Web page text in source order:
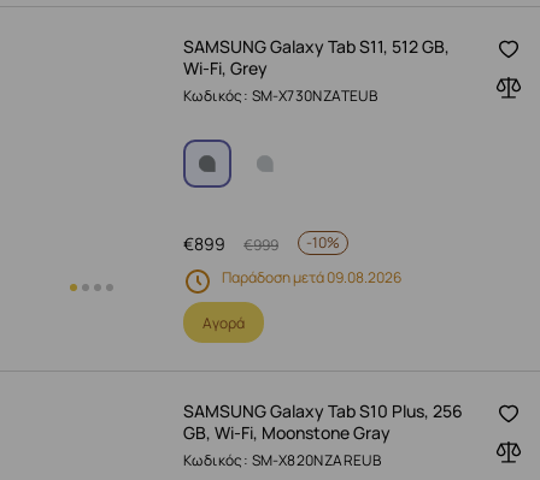
SAMSUNG Galaxy Tab S11, 512 GB,
Wi-Fi, Grey
Κωδικός: SM-X730NZATEUB
899
€ 999
€ -10%
Παράδοση μετά 09.08.2026
Αγορά
SAMSUNG Galaxy Tab S10 Plus, 256
GB, Wi-Fi, Moonstone Gray
Κωδικός: SM-X820NZAREUB